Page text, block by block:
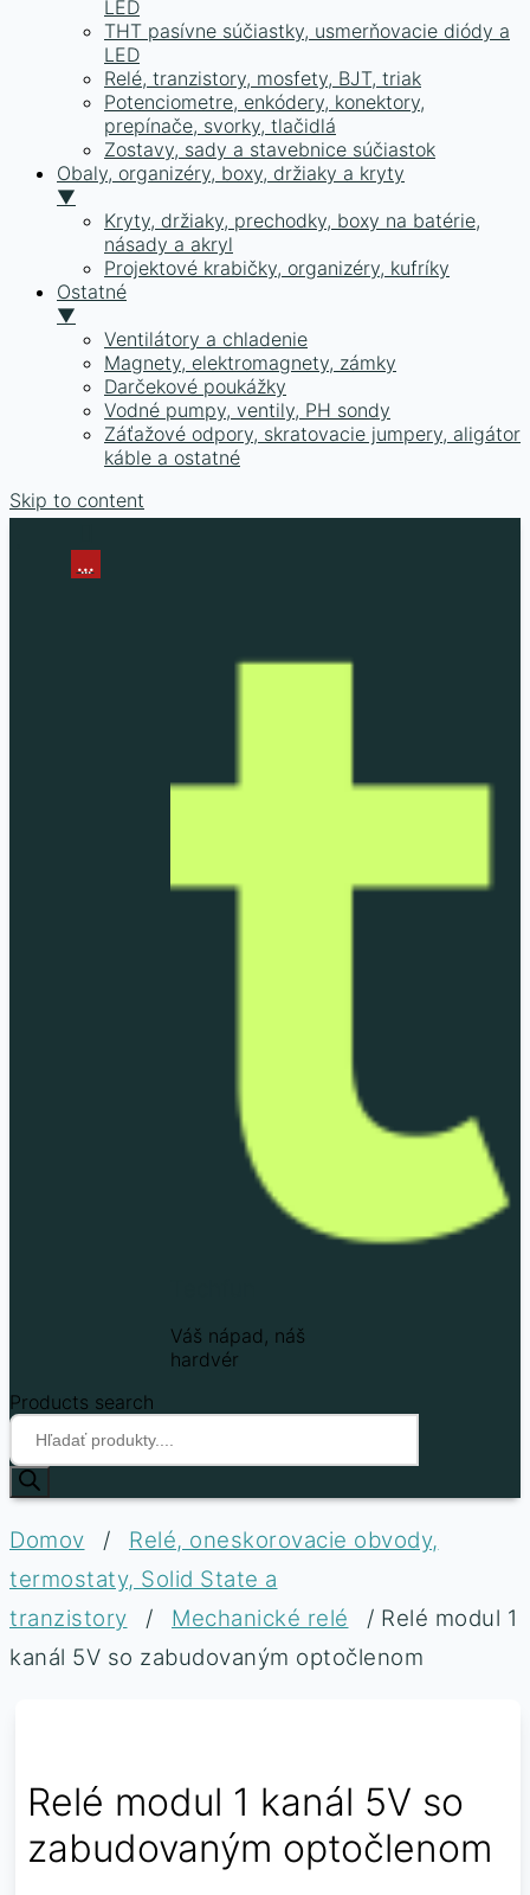
LED
THT pasívne súčiastky, usmerňovacie diódy a
LED
Relé, tranzistory, mosfety, BJT, triak
Potenciometre, enkódery, konektory,
prepínače, svorky, tlačidlá
Zostavy, sady a stavebnice súčiastok
Obaly, organizéry, boxy, držiaky a kryty
▼
Kryty, držiaky, prechodky, boxy na batérie,
násady a akryl
Projektové krabičky, organizéry, kufríky
Ostatné
▼
Ventilátory a chladenie
Magnety, elektromagnety, zámky
Darčekové poukážky
Vodné pumpy, ventily, PH sondy
Záťažové odpory, skratovacie jumpery, aligátor
káble a ostatné
Skip to content
Váš nápad, náš
hardvér
Products search
...
...
Domov /
Relé, oneskorovacie obvody,
termostaty, Solid State a
tranzistory
/ Mechanické relé
/ Relé modul 1
kanál 5V so zabudovaným optočlenom
Relé modul 1 kanál 5V so
zabudovaným optočlenom